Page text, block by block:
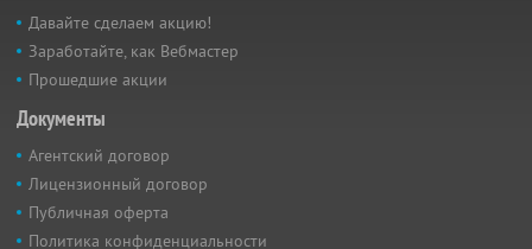
Давайте сделаем акцию!
Заработайте, как Вебмастер
Прошедшие акции
Документы
Агентский договор
Лицензионный договор
Публичная оферта
Политика конфиденциальности